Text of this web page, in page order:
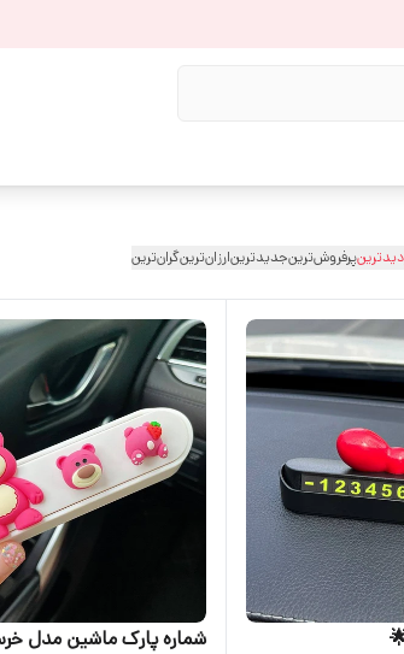
پرفروش‌ترینجدیدترینارزان‌ترینگران‌ترین
شماره پارک ماشین مدل